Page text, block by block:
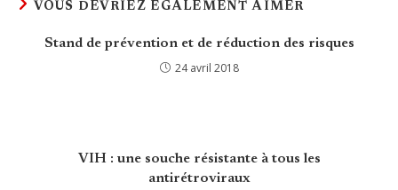
VOUS DEVRIEZ ÉGALEMENT AIMER
Stand de prévention et de réduction des risques
24 avril 2018
VIH : une souche résistante à tous les
antirétroviraux